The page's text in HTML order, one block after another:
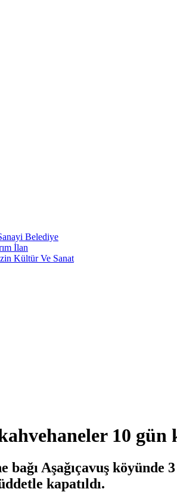
Belediye
İlan
Kültür Ve Sanat
10 gün
bağı Aşağıçavuş
kapatıldı.